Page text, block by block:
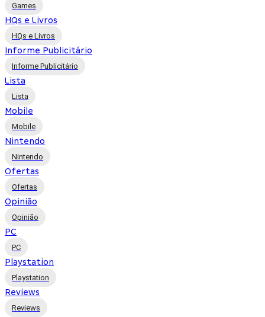
Games
HQs e Livros
HQs e Livros
Informe Publicitário
Informe Publicitário
Lista
Lista
Mobile
Mobile
Nintendo
Nintendo
Ofertas
Ofertas
Opinião
Opinião
PC
PC
Playstation
Playstation
Reviews
Reviews